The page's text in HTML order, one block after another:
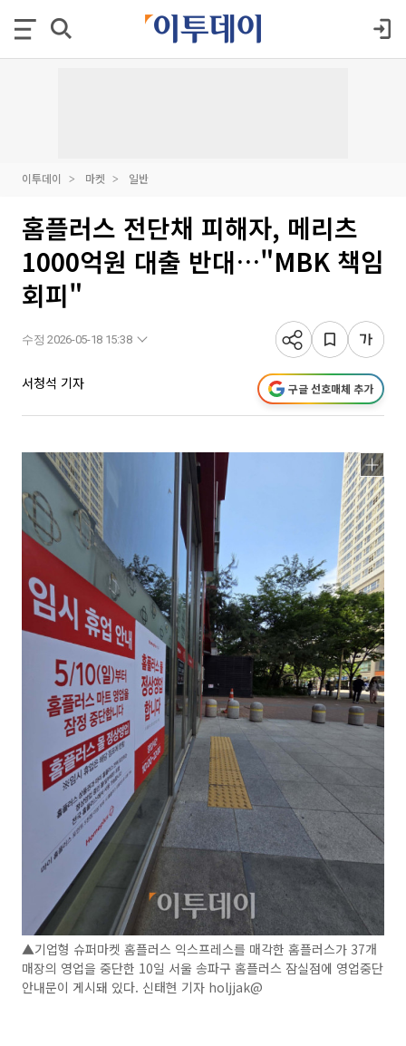
이투데이 마켓 일반
홈플러스 전단채 피해자, 메리츠
1000억원 대출 반대…"MBK 책임
회피"
수정 2026-05-18 15:38
서청석 기자 구글 선호매체 추가
▲기업형 슈퍼마켓 홈플러스 익스프레스를 매각한 홈플러스가 37개
매장의 영업을 중단한 10일 서울 송파구 홈플러스 잠실점에 영업중단
안내문이 게시돼 있다. 신태현 기자 holjjak@